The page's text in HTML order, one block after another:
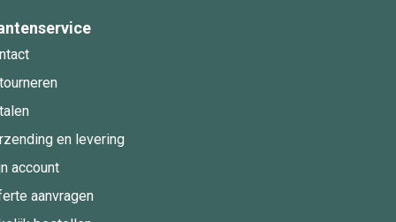
en levering
account
aanvragen